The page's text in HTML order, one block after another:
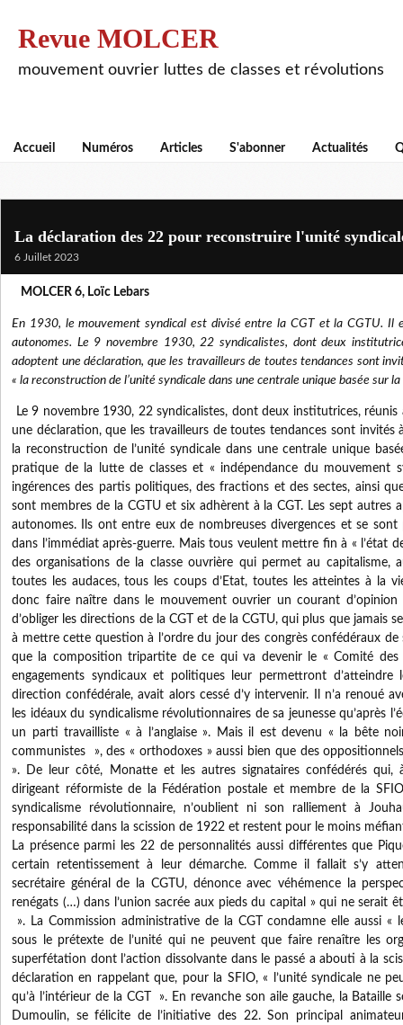
Revue MOLCER
mouvement ouvrier luttes de classes et révolutions
Accueil Numéros Articles S'abonner Actualités
La déclaration des 22 pour reconstruire l'unité
6 Juillet 2023
MOLCER 6, Loïc Lebars
En 1930, le mouvement syndical est divisé entre la CGT et la CGTU. Il
autonomes. Le 9 novembre 1930, 22 syndicalistes, dont deux
adoptent une déclaration, que les travailleurs de toutes tendances sont
« la reconstruction de l’unité syndicale dans une centrale unique basée sur
Le 9 novembre 1930, 22 syndicalistes, dont deux institutrices,
une déclaration, que les travailleurs de toutes tendances sont invités
la reconstruction de l’unité syndicale dans une centrale unique
pratique de la lutte de classes et « indépendance du mouvement
ingérences des partis politiques, des fractions et des sectes, ainsi
sont membres de la CGTU et six adhèrent à la CGT. Les sept autres
autonomes. Ils ont entre eux de nombreuses divergences et se
dans l’immédiat après-guerre. Mais tous veulent mettre fin à « l’état
des organisations de la classe ouvrière qui permet au capitalisme,
toutes les audaces, tous les coups d’Etat, toutes les atteintes à la
donc faire naître dans le mouvement ouvrier un courant d’opinion
d’obliger les directions de la CGT et de la CGTU, qui plus que jamais
à mettre cette question à l’ordre du jour des congrès confédéraux
que la composition tripartite de ce qui va devenir le « Comité
engagements syndicaux et politiques leur permettront
direction confédérale, avait alors cessé d’y intervenir. Il n’a renoué
les idéaux du syndicalisme révolutionnaires de sa jeunesse qu’après
un parti travailliste « à l’anglaise ». Mais il est devenu « la bête
communistes », des « orthodoxes » aussi bien que des
». De leur côté, Monatte et les autres signataires confédérés qui,
dirigeant réformiste de la Fédération postale et membre de la
syndicalisme révolutionnaire, n’oublient ni son ralliement à
responsabilité dans la scission de 1922 et restent pour le moins
La présence parmi les 22 de personnalités aussi différentes que
certain retentissement à leur démarche. Comme il fallait s’y
secrétaire général de la CGTU, dénonce avec véhémence la
renégats (…) dans l’union sacrée aux pieds du capital » qui ne serait
». La Commission administrative de la CGT condamne elle aussi «
sous le prétexte de l’unité qui ne peuvent que faire renaître les
superfétation dont l’action dissolvante dans le passé a abouti à la
déclaration en rappelant que, pour la SFIO, « l’unité syndicale ne
qu’à l’intérieur de la CGT ». En revanche son aile gauche, la Bataille
Dumoulin, se félicite de l’initiative des 22. Son principal